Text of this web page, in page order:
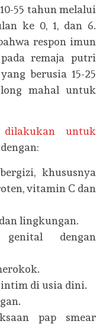
55 tahun melalui
ke 0, 1, dan 6.
respon imun
remaja putri
berusia 15-25
mahal untuk
untuk
khususnya
vitamin C dan
lingkungan.
genital dengan
di usia dini.
pap smear